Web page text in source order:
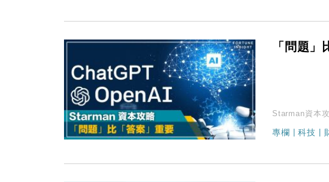
「問題
Starman資本
專欄 |科技